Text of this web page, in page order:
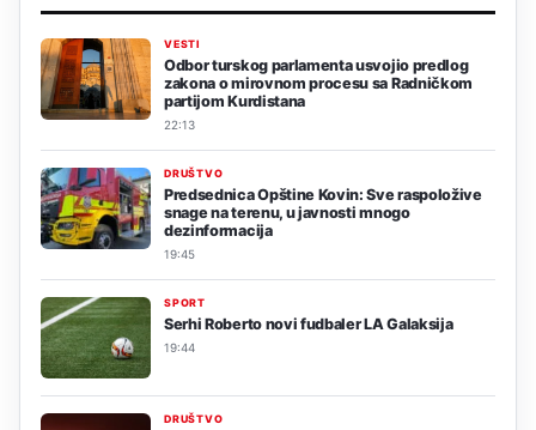
VESTI
Odbor turskog parlamenta usvojio predlog
zakona o mirovnom procesu sa Radničkom
partijom Kurdistana
22:13
DRUŠTVO
Predsednica Opštine Kovin: Sve raspoložive
snage na terenu, u javnosti mnogo
dezinformacija
19:45
SPORT
Serhi Roberto novi fudbaler LA Galaksija
19:44
DRUŠTVO